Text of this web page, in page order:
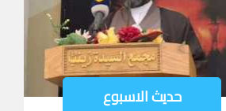
حديث الاسبوع